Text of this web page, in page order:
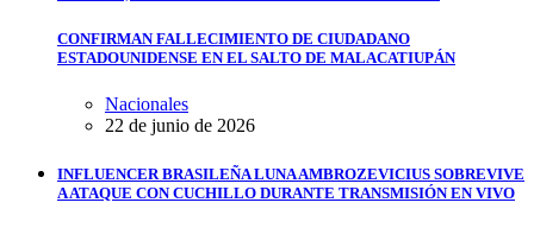
CONFIRMAN FALLECIMIENTO DE CIUDADANO
ESTADOUNIDENSE EN EL SALTO DE MALACATIUPÁN
Nacionales
22 de junio de 2026
INFLUENCER BRASILEÑA LUNA AMBROZEVICIUS SOBREVIVE
A ATAQUE CON CUCHILLO DURANTE TRANSMISIÓN EN VIVO